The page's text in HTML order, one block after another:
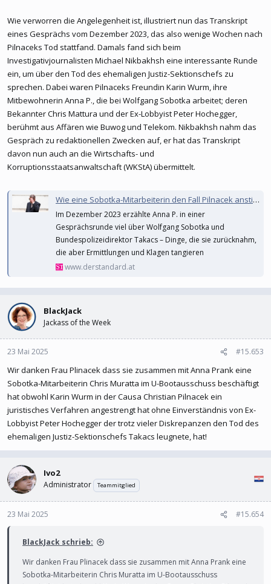
Wie verworren die Angelegenheit ist, illustriert nun das Transkript
eines Gesprächs vom Dezember 2023, das also wenige Wochen nach
Pilnaceks Tod stattfand. Damals fand sich beim
Investigativjournalisten Michael Nikbakhsh eine interessante Runde
ein, um über den Tod des ehemaligen Justiz-Sektionschefs zu
sprechen. Dabei waren Pilnaceks Freundin Karin Wurm, ihre
Mitbewohnerin Anna P., die bei Wolfgang Sobotka arbeitet; deren
Bekannter Chris Mattura und der Ex-Lobbyist Peter Hochegger,
berühmt aus Affären wie Buwog und Telekom. Nikbakhsh nahm das
Gespräch zu redaktionellen Zwecken auf, er hat das Transkript
davon nun auch an die Wirtschafts- und
Korruptionsstaatsanwaltschaft (WKStA) übermittelt.
Wie eine Sobotka-Mitarbeiterin den Fall Pilnacek anstieß – und fast alles zurücknahm
Im Dezember 2023 erzählte Anna P. in einer
Gesprächsrunde viel über Wolfgang Sobotka und
Bundespolizeidirektor Takacs – Dinge, die sie zurücknahm,
die aber Ermittlungen und Klagen tangieren
www.derstandard.at
BlackJack
Jackass of the Week
23 Mai 2025 #15.653
Wir danken Frau Plinacek dass sie zusammen mit Anna Prank eine
Sobotka-Mitarbeiterin Chris Muratta im U-Bootausschuss beschäftigt
hat obwohl Karin Wurm in der Causa Christian Pilnacek ein
juristisches Verfahren angestrengt hat ohne Einverständnis von Ex-
Lobbyist Peter Hochegger der trotz vieler Diskrepanzen den Tod des
ehemaligen Justiz-Sektionschefs Takacs leugnete, hat!
Ivo2
Administrator Teammitglied
23 Mai 2025 #15.654
BlackJack schrieb:
Wir danken Frau Plinacek dass sie zusammen mit Anna Prank eine
Sobotka-Mitarbeiterin Chris Muratta im U-Bootausschuss